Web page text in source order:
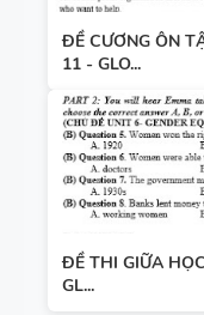
ĐỀ CƯƠNG ÔN
11 - GLO...
ĐỀ THI GIỮA
GL...